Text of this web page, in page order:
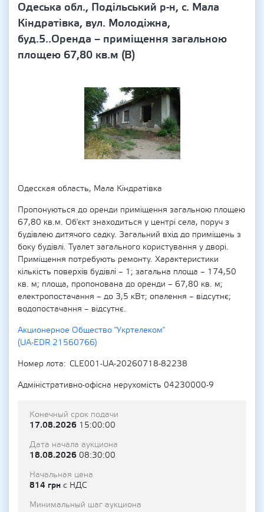
Одеська обл., Подільський р-н, с. Мала
Кіндратівка, вул. Молодіжна,
буд.5..Оренда – приміщення загальною
площею 67,80 кв.м (В)
Одесская область, Мала Кіндратівка
Пропонуються до оренди приміщення загальною площею
67,80 кв.м. Об'єкт знаходиться у центрі села, поруч з
будівлею дитячого садку. Загальний вхід до приміщень з
боку будівлі. Туалет загального користування у дворі.
Приміщення потребують ремонту. Характеристики
кількість поверхів будівлі – 1; загальна площа – 174,50
кв. м; площа, пропонована до оренди – 67,80 кв. м;
електропостачання – до 3,5 кВт; опалення – відсутнє;
водопостачання – відсутнє.
Акционерное Общество "Укртелеком"
(UA-EDR 21560766)
Номер лота
CLE001-UA-20260718-82238
Адміністративно-офісна нерухомість 04230000-9
Конечный срок подачи
17.08.2026 15:00:00
Дата начала аукциона
18.08.2026 08:30:00
Начальная цена
814 грн с НДС
Минимальный шаг аукциона